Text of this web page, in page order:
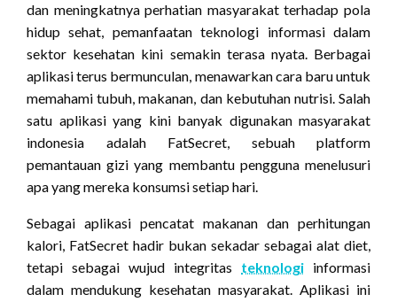
dan meningkatnya perhatian masyarakat terhadap pola
hidup sehat, pemanfaatan teknologi informasi dalam
sektor kesehatan kini semakin terasa nyata. Berbagai
aplikasi terus bermunculan, menawarkan cara baru untuk
memahami tubuh, makanan, dan kebutuhan nutrisi. Salah
satu aplikasi yang kini banyak digunakan masyarakat
indonesia adalah FatSecret, sebuah platform
pemantauan gizi yang membantu pengguna menelusuri
apa yang mereka konsumsi setiap hari.
Sebagai aplikasi pencatat makanan dan perhitungan
kalori, FatSecret hadir bukan sekadar sebagai alat diet,
tetapi sebagai wujud integritas teknologi informasi
dalam mendukung kesehatan masyarakat. Aplikasi ini